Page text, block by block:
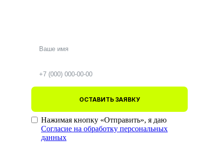
ОСТАВИТЬ ЗАЯВКУ
Нажимая кнопку «Отправить», я даю
Согласие на обработку персональных
данных